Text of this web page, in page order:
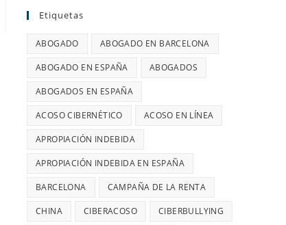
Etiquetas
ABOGADO ABOGADO EN BARCELONA
ABOGADO EN ESPAÑA ABOGADOS
ABOGADOS EN ESPAÑA
ACOSO CIBERNÉTICO ACOSO EN LÍNEA
APROPIACIÓN INDEBIDA
APROPIACIÓN INDEBIDA EN ESPAÑA
BARCELONA CAMPAÑA DE LA RENTA
CHINA CIBERACOSO CIBERBULLYING